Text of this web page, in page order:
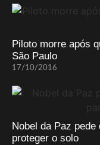
Piloto morre após
São Paulo
17/10/2016
Nobel da Paz
proteger o solo